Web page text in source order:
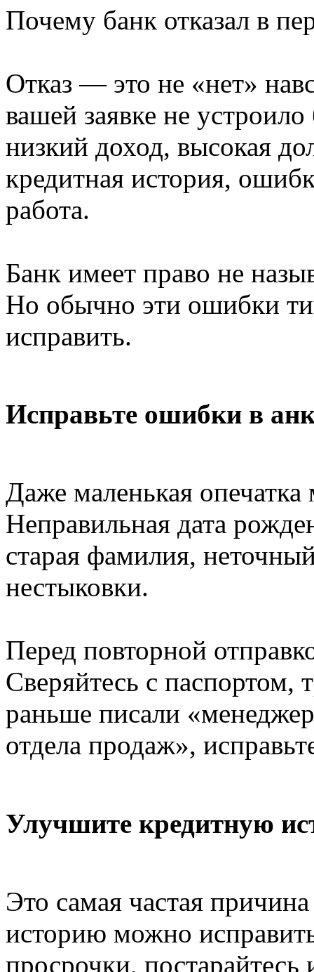
Почему банк отказал в
Отказ — это не «нет»
вашей заявке не
низкий доход, высокая
кредитная история,
работа.
Банк имеет право не
Но обычно эти ошибки
исправить.
Исправьте ошибки в
Даже маленькая опечатка
Неправильная дата
старая фамилия,
нестыковки.
Перед повторной
Сверяйтесь с
раньше писали
отдела продаж»,
Улучшите кредитную
Это самая частая
историю можно
просрочки, постарайтесь